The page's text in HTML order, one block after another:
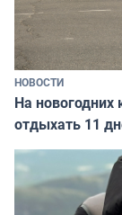
НОВОСТИ
На новогодних
отдыхать 11